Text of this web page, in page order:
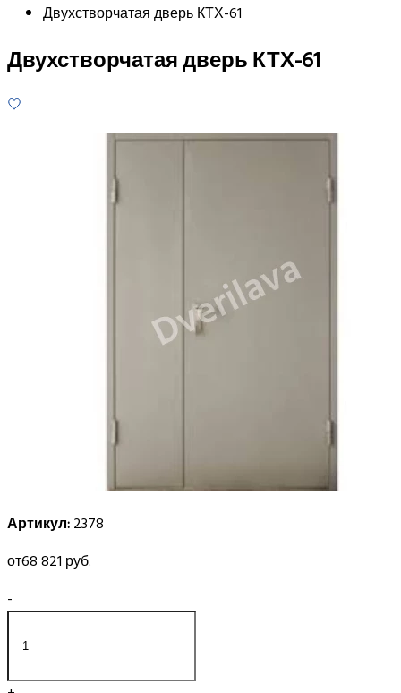
Двухстворчатая дверь КТХ-61
Двухстворчатая дверь КТХ-61
Артикул:2378
от68 821 руб.
-